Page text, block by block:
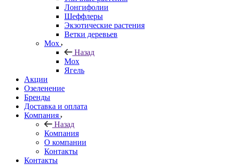
Лонгифолии
Шеффлеры
Экзотические растения
Ветки деревьев
Мох
Назад
Мох
Ягель
Акции
Озеленение
Бренды
Доставка и оплата
Компания
Назад
Компания
О компании
Контакты
Контакты